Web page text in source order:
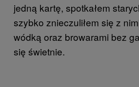
jedną kartę, spotkałem
szybko znieczuliłem się z
wódką oraz browarami bez
się świetnie.